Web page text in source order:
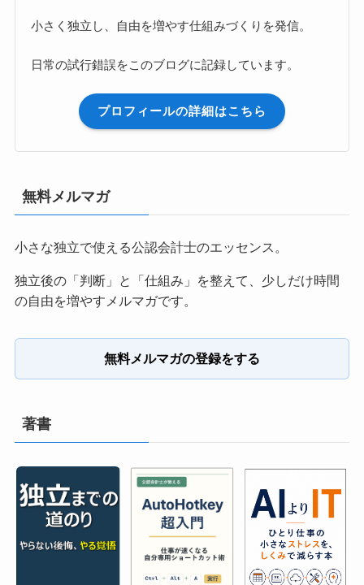
小さく独立し、自由を増やす仕組みづくりを発信。
日常の試行錯誤をこのブログに記録しています。
プロフィールの詳細はこちら
無料メルマガ
小さな独立で使える公認会計士のエッセンス。
独立後の「判断」と「仕組み」を整えて、少しだけ時間
の自由を増やすメルマガです。
無料メルマガの登録をする
著書